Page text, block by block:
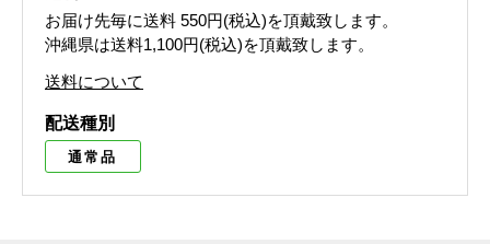
お届け先毎に送料 550円(税込)を頂戴致します。
沖縄県は送料1,100円(税込)を頂戴致します。
送料について
配送種別
通常品